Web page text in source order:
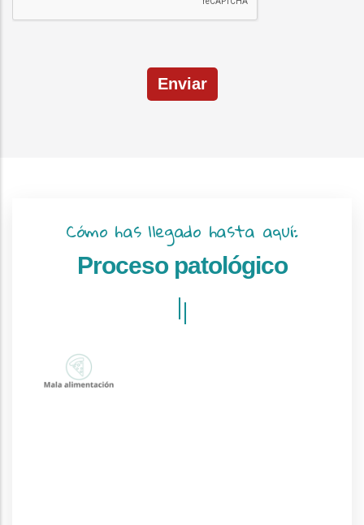
Enviar
Cómo has llegado hasta aquí:
Proceso patológico